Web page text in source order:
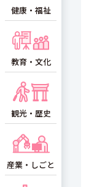
健康・福祉
教育・文化
観光・歴史
産業・しごと